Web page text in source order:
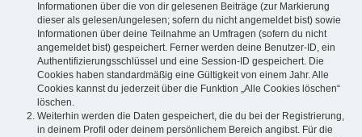
Informationen über die von dir gelesenen Beiträge (zur Markierung
dieser als gelesen/ungelesen; sofern du nicht angemeldet bist) sowie
Informationen über deine Teilnahme an Umfragen (sofern du nicht
angemeldet bist) gespeichert. Ferner werden deine Benutzer-ID, ein
Authentifizierungsschlüssel und eine Session-ID gespeichert. Die
Cookies haben standardmäßig eine Gültigkeit von einem Jahr. Alle
Cookies kannst du jederzeit über die Funktion „Alle Cookies löschen“
löschen.
Weiterhin werden die Daten gespeichert, die du bei der Registrierung,
in deinem Profil oder deinem persönlichem Bereich angibst. Für die